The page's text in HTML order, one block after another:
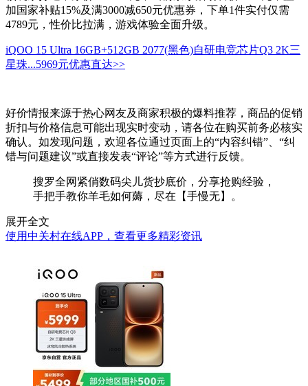
加国家补贴15%及满3000减650元优惠券，下单1件实付仅需
4789元，性价比拉满，游戏体验全面升级。
iQOO 15 Ultra 16GB+512GB 2077(黑色)自研电竞芯片Q3 2K三
星珠...5969元优惠直达>>
好价情报来源于热心网友及商家积极的爆料推荐，商品的促销
折扣与价格信息可能出现实时变动，请各位在购买前务必核实
确认。如发现问题，欢迎各位通过页面上的“内容纠错”、“纠
错与问题建议”或直接发表“评论”等方式进行反馈。
搜罗全网紧俏数码尖儿货抄底价，分享抢购经验，
手把手教你羊毛如何薅，尽在【手慢无】。
展开全文
使用中关村在线APP，查看更多精彩资讯